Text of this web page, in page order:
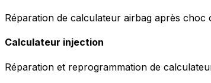
Réparation de calculateur airbag après
Calculateur injection
Réparation et reprogrammation de